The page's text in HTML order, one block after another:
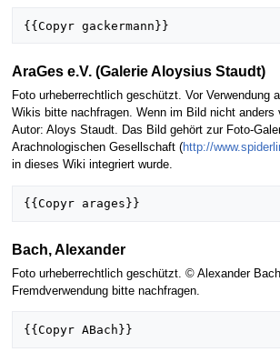
AraGes e.V. (Galerie Aloysius Staudt)
Foto urheberrechtlich geschützt. Vor Verwendung
Wikis bitte nachfragen. Wenn im Bild nicht anders
Autor: Aloys Staudt. Das Bild gehört zur Foto-
Arachnologischen Gesellschaft (http://
in dieses Wiki integriert wurde.
Bach, Alexander
Foto urheberrechtlich geschützt. © Alexander
Fremdverwendung bitte nachfragen.